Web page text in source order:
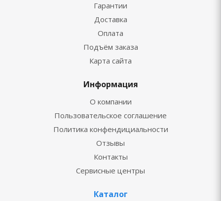
Гарантии
Доставка
Оплата
Подъём заказа
Карта сайта
Информация
О компании
Пользовательское соглашение
Политика конфендициальности
Отзывы
Контакты
Сервисные центры
Каталог